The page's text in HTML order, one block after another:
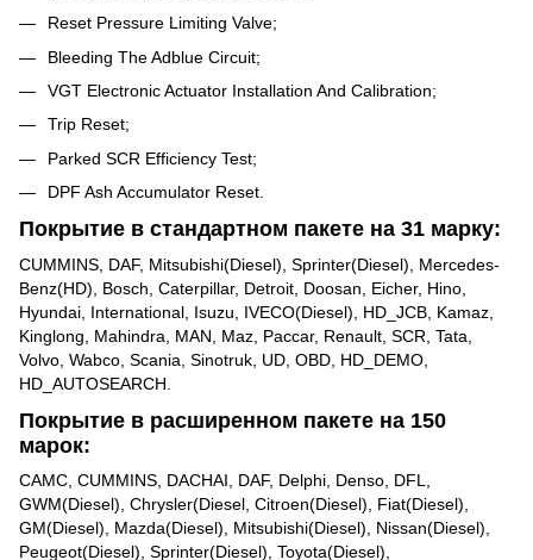
Reset Pressure Limiting Valve;
Bleeding The Adblue Circuit;
VGT Electronic Actuator Installation And Calibration;
Trip Reset;
Parked SCR Efficiency Test;
DPF Ash Accumulator Reset.
Покрытие в стандартном пакете на 31 марку:
CUMMINS, DAF, Mitsubishi(Diesel), Sprinter(Diesel), Mercedes-
Benz(HD), Bosch, Caterpillar, Detroit, Doosan, Eicher, Hino,
Hyundai, International, Isuzu, IVECO(Diesel), HD_JCB, Kamaz,
Kinglong, Mahindra, MAN, Maz, Paccar, Renault, SCR, Tata,
Volvo, Wabco, Scania, Sinotruk, UD, OBD, HD_DEMO,
HD_AUTOSEARCH.
Покрытие в расширенном пакете на 150
марок:
CAMC, CUMMINS, DACHAI, DAF, Delphi, Denso, DFL,
GWM(Diesel), Chrysler(Diesel, Citroen(Diesel), Fiat(Diesel),
GM(Diesel), Mazda(Diesel), Mitsubishi(Diesel), Nissan(Diesel),
Peugeot(Diesel), Sprinter(Diesel), Toyota(Diesel),